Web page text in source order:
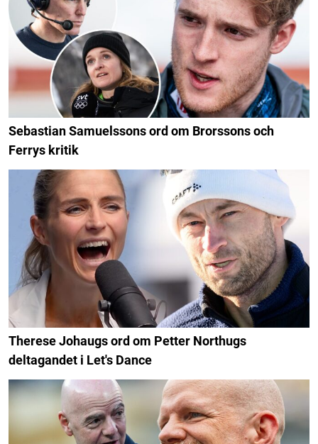
Sebastian Samuelssons ord om Brorssons och
Ferrys kritik
Therese Johaugs ord om Petter Northugs
deltagandet i Let's Dance